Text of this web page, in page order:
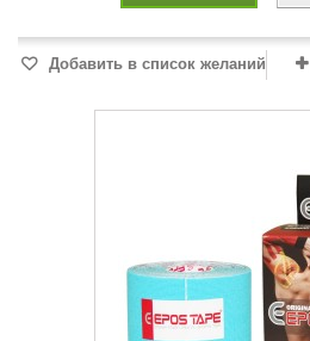
Добавить в список желаний